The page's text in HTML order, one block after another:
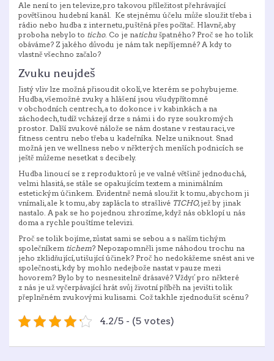
Ale není to jen televize, pro takovou příležitost přehrávající
povětšinou hudební kanál. Ke stejnému účelu může sloužit třeba i
rádio nebo hudba z internetu, puštěná přes počítač. Hlavně, aby
proboha nebylo to ticho. Co je natichu špatného? Proč se ho tolik
obáváme? Z jakého důvodu je nám tak nepříjemné? A kdy to
vlastně všechno začalo?
Zvuku neujdeš
Jistý vliv lze možná přisoudit okolí, ve kterém se pohybujeme.
Hudba, všemožné zvuky a hlášení jsou všudypřítomné
v obchodních centrech, a to dokonce i v kabinkách a na
záchodech, tudíž vcházejí drze s námi i do ryze soukromých
prostor. Další zvukové nálože se nám dostane v restauraci, ve
fitness centru nebo třeba u kadeřníka. Nelze uniknout. Snad
možná jen ve wellness nebo v některých menších podnicích se
ještě můžeme nesetkat s decibely.
Hudba linoucí se z reproduktorů je ve valné většině jednoduchá,
velmi hlasitá, se stále se opakujícím textem a minimálním
estetickým účinkem. Evidentně nemá sloužit k tomu, abychom ji
vnímali, ale k tomu, aby zaplácla to strašlivé TICHO, jež by jinak
nastalo. A pak se ho pojednou zhrozíme, když nás obklopí u nás
doma a rychle pouštíme televizi.
Proč se tolik bojíme, zůstat sami se sebou a s naším tichým
společníkem tichem? Nepozapomněli jsme náhodou trochu na
jeho zklidňující, utišující účinek? Proč ho nedokážeme snést ani ve
společnosti, kdy by mohlo nedejbože nastat v pauze mezi
hovorem? Bylo by to nesnesitelně drásavé? Vždyť pro některé
z nás je už vyčerpávající hrát svůj životní příběh na jevišti tolik
přeplněném zvukovými kulisami. Což takhle zjednodušit scénu?
4.2/5 - (5 votes)